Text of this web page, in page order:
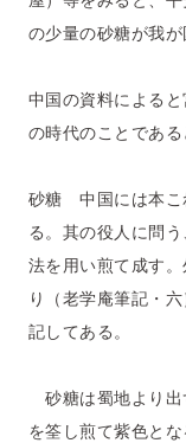
の少量の砂糖が我が
中国の資料による
の時代のことである
砂糖 中国には本こ
る。其の役人に問
法を用い煎て成す
り（老学庵筆記・
記してある。
砂糖は蜀地より出
を筌し煎て紫色とな